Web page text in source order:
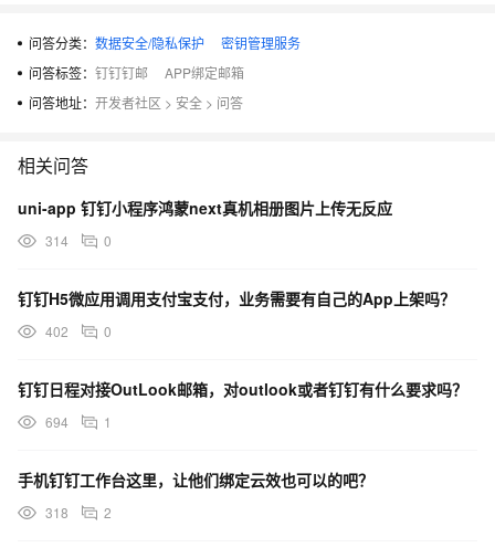
问答分类： 数据安全/隐私保护
密钥管理服务
问答标签： 钉钉钉邮
APP绑定邮箱
问答地址： 开发者社区 > 安全 > 问答
相关问答
uni-app 钉钉小程序鸿蒙next真机相册图片上传无反应
314 0
钉钉H5微应用调用支付宝支付，业务需要有自己的App上架吗？
402 0
钉钉日程对接OutLook邮箱，对outlook或者钉钉有什么要求吗？
694 1
手机钉钉工作台这里，让他们绑定云效也可以的吧？
318 2